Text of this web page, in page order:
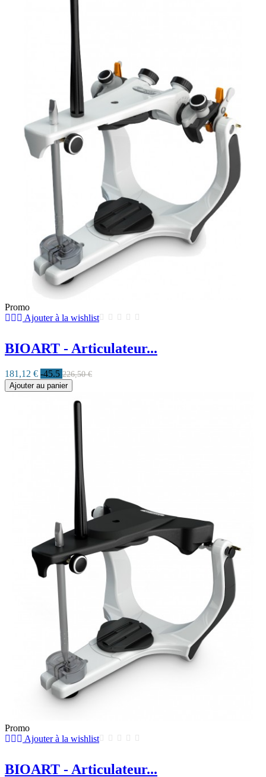
Promo
Ajouter à la wishlist
BIOART - Articulateur...
181,12 € -45.5 226,50 €
Ajouter au panier
Promo
Ajouter à la wishlist
BIOART - Articulateur...